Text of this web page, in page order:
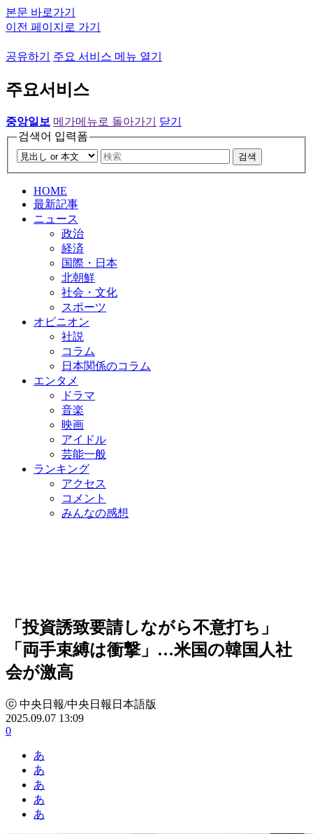
본문 바로가기
이전 페이지로 가기
공유하기 주요 서비스 메뉴 열기
주요서비스
중앙일보 메가메뉴로 돌아가기
닫기
검색어 입력폼
검색
HOME
最新記事
ニュース
政治
経済
国際・日本
北朝鮮
社会・文化
スポーツ
オピニオン
社説
コラム
日本関係のコラム
エンタメ
ドラマ
音楽
映画
アイドル
芸能一般
ランキング
アクセス
コメント
みんなの感想
「投資誘致要請しながら不意打ち」
「両手束縛は衝撃」…米国の韓国人社
会が激高
ⓒ 中央日報/中央日報日本語版
2025.09.07 13:09
0
あ
あ
あ
あ
あ